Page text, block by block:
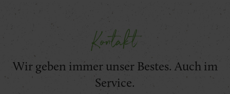
Kontakt
Wir geben immer unser Bestes. Auch im
Service.